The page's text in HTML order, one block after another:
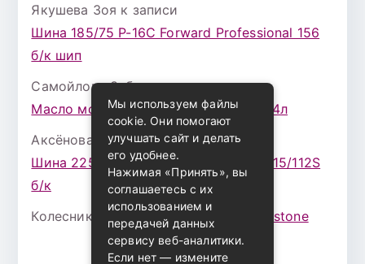
Якушева Зоя к записи
Шина 185/75 Р-16С Forward Professional 156
б/к шип
Самойлова Забавак записи
Масло моторное ZIC X7 (A+) 10W30 4л
Аксёнова Адельк записи
Шина 225/75 Р-16 Nokian Rotiva HT 115/112S
б/к
Колесникова Аурикак записи Bridgestone
Мы используем файлы
cookie. Они помогают
улучшать сайт и делать
его удобнее.
Нажимая «Принять», вы
соглашаетесь с их
использованием и
передачей данных
сервису веб-аналитики.
Если нет — измените